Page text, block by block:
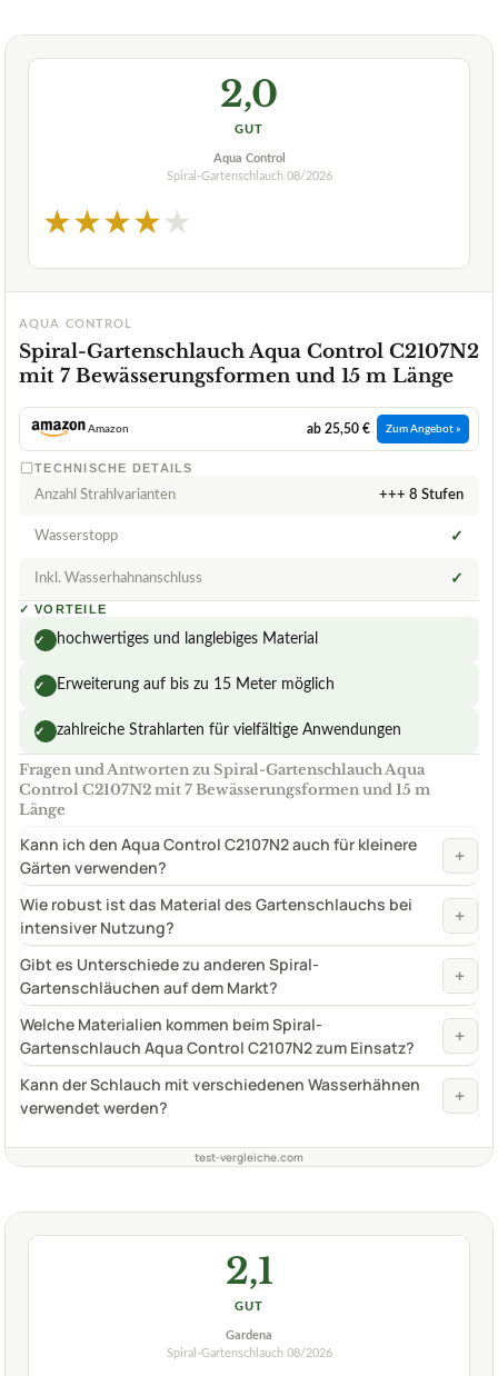
2,0
GUT
Aqua Control
Spiral-Gartenschlauch 08/2026
★★★★★
AQUA CONTROL
Spiral-Gartenschlauch Aqua Control C2107N2
mit 7 Bewässerungsformen und 15 m Länge
Amazon ab 25,50 € Zum Angebot »
TECHNISCHE DETAILS
Anzahl Strahlvarianten +++ 8 Stufen
Wasserstopp ✓
Inkl. Wasserhahnanschluss ✓
✓ VORTEILE
✓ hochwertiges und langlebiges Material
✓ Erweiterung auf bis zu 15 Meter möglich
✓ zahlreiche Strahlarten für vielfältige Anwendungen
Fragen und Antworten zu Spiral-Gartenschlauch Aqua
Control C2107N2 mit 7 Bewässerungsformen und 15 m
Länge
Kann ich den Aqua Control C2107N2 auch für kleinere
Gärten verwenden?
+
Wie robust ist das Material des Gartenschlauchs bei
intensiver Nutzung?
+
Gibt es Unterschiede zu anderen Spiral-
Gartenschläuchen auf dem Markt?
+
Welche Materialien kommen beim Spiral-
Gartenschlauch Aqua Control C2107N2 zum Einsatz?
+
Kann der Schlauch mit verschiedenen Wasserhähnen
verwendet werden?
+
test-vergleiche.com
2,1
GUT
Gardena
Spiral-Gartenschlauch 08/2026